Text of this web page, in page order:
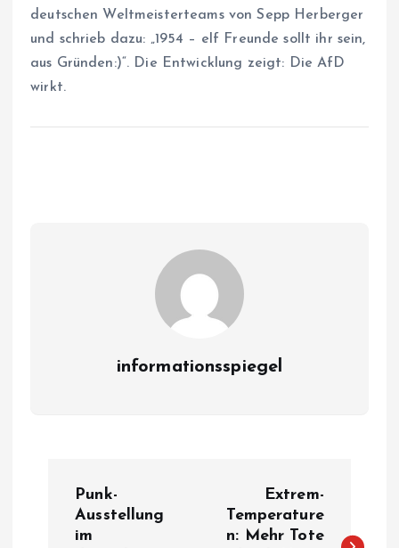
deutschen Weltmeisterteams von Sepp Herberger
und schrieb dazu: „1954 – elf Freunde sollt ihr sein,
aus Gründen:)“. Die Entwicklung zeigt: Die AfD
wirkt.
informationsspiegel
Punk-
Ausstellung
im
Extrem-
Temperature
n: Mehr Tote